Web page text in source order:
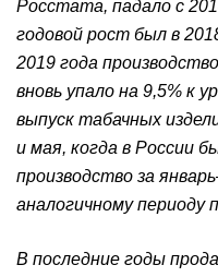
Росстата, падало с
годовой рост был в
2019 года
вновь упало на 9,5% к
выпуск табачных
и мая, когда в России
производство за
аналогичному периоду
В последние годы